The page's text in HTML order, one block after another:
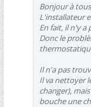
Bonjour à
L'installateur
En fait, il n'y a
Donc le
Il n'a pas
Il va nettoyer
changer),
bouche une